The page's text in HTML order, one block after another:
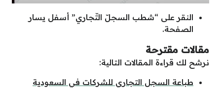
النقر على “شطب السجلّ التّجاري” أسفل يسار
الصفحة.
مقالات مقترحة
نرشح لك قراءة المقالات التالية:
طباعة السجل التجاري للشركات في السعودية